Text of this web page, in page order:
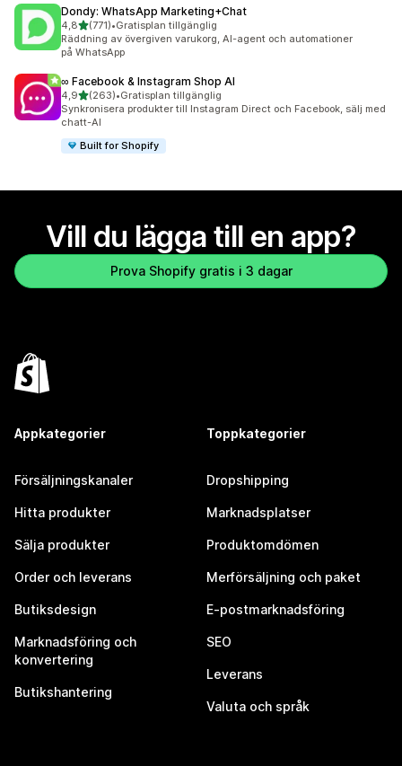
Dondy: WhatsApp Marketing+Chat
4,8av 5 stjärnor
(771)
771 recensioner totalt
•Gratisplan tillgänglig
Räddning av övergiven varukorg, AI-agent och automationer
på WhatsApp
∞ Facebook & Instagram Shop AI
4,9av 5 stjärnor
(263)
263 recensioner totalt
•Gratisplan tillgänglig
Synkronisera produkter till Instagram Direct och Facebook, sälj med
chatt-AI
Built for Shopify
Vill du lägga till en app?
Prova Shopify gratis i 3 dagar
Appkategorier
Försäljningskanaler
Hitta produkter
Sälja produkter
Order och leverans
Butiksdesign
Marknadsföring och
konvertering
Butikshantering
Toppkategorier
Dropshipping
Marknadsplatser
Produktomdömen
Merförsäljning och paket
E-postmarknadsföring
SEO
Leverans
Valuta och språk